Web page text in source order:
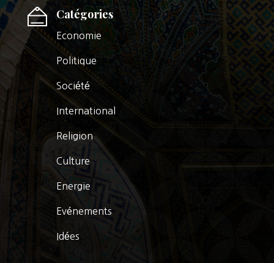
Catégories
Economie
Politique
Société
International
Religion
Culture
Energie
Evénements
Idées